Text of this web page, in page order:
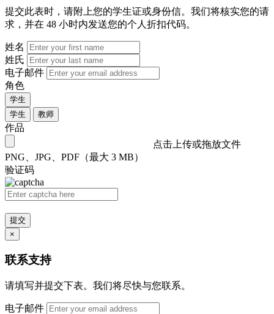
提交此表时，请附上您的学生证或身份信。我们将核实您的请
求，并在 48 小时内发送您的个人折扣代码。
姓名
姓氏
电子邮件
角色
学生
学生
教师
作品
点击上传或拖放文件
PNG、JPG、PDF（最大 3 MB）
验证码
提交
×
联系支持
请填写并提交下表。我们将尽快与您联系。
电子邮件